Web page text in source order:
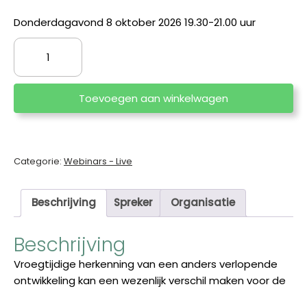
Donderdagavond8 oktober 2026 19.30-21.00 uur
Webinar:
vlaggen
een
ontwikkeling:
en
handelen
Jolanda
Schieving
aantal
Toevoegen aan winkelwagen
Categorie: Webinars - Live
Beschrijving Spreker Organisatie
Beschrijving
Vroegtijdige herkenning van een anders verlopende
ontwikkeling kan een wezenlijk verschil maken voor de